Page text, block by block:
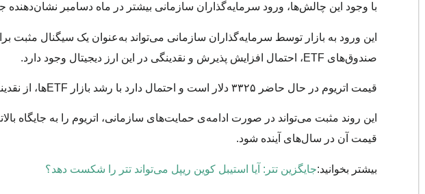
با وجود این چالش‌ها، ورود سرمایه‌گذاران سازمانی بیشتر در ماه دسامبر نشان‌دهنده
این ورود به بازار توسط سرمایه‌گذاران سازمانی می‌تواند به‌عنوان یک سیگنال مثبت
صندوق‌های ETF، احتمال افزایش پذیرش و نقدینگی در این ارز دیجیتال وجود دارد.
قیمت اتریوم در حال حاضر ۳۳۲۵ دلار است و احتمال دارد با رشد بازار ETF‌ها، از نقدینگی و پذیرش گسترده‌تر بهره‌مند شود.
این روند مثبت می‌تواند در صورت ادامه‌ی حمایت‌های سازمانی، اتریوم را به جایگاه
قیمت آن در سال‌های آینده شود.
بیشتر بخوانید:جایگزین تتر: آیا استیبل کوین ریپل می‌تواند تتر را شکست دهد؟